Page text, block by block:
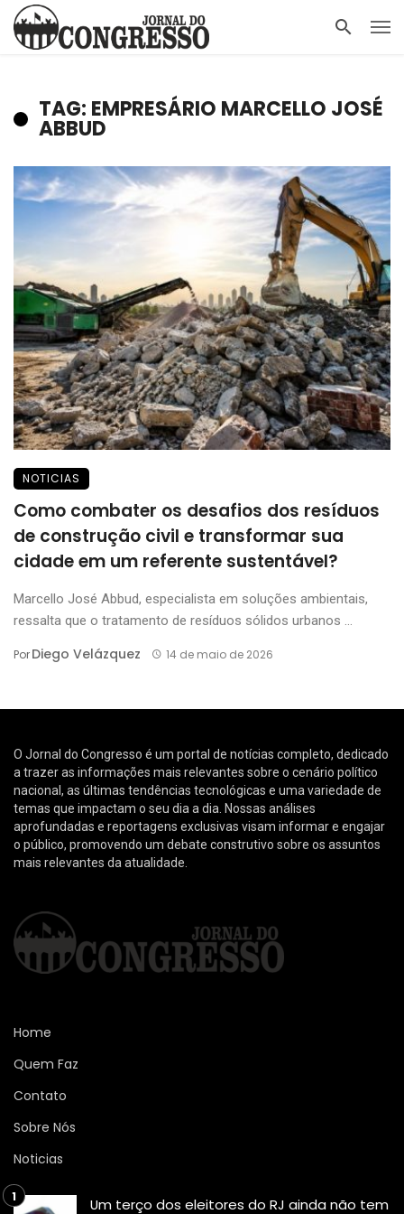
TAG: EMPRESÁRIO MARCELLO JOSÉ
ABBUD
NOTICIAS
Como combater os desafios dos resíduos
de construção civil e transformar sua
cidade em um referente sustentável?
Marcello José Abbud, especialista em soluções ambientais,
ressalta que o tratamento de resíduos sólidos urbanos ...
PorDiego Velázquez 14 de maio de 2026
O Jornal do Congresso é um portal de notícias completo, dedicado
a trazer as informações mais relevantes sobre o cenário político
nacional, as últimas tendências tecnológicas e uma variedade de
temas que impactam o seu dia a dia. Nossas análises
aprofundadas e reportagens exclusivas visam informar e engajar
o público, promovendo um debate construtivo sobre os assuntos
mais relevantes da atualidade.
Home
Quem Faz
Contato
Sobre Nós
Noticias
Um terço dos eleitores do RJ ainda não tem